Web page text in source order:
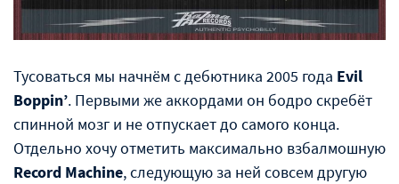
Тусоваться мы начнём с дебютника 2005 года Evil
Boppin’. Первыми же аккордами он бодро скребёт
спинной мозг и не отпускает до самого конца.
Отдельно хочу отметить максимально взбалмошную
Record Machine, следующую за ней совсем другую